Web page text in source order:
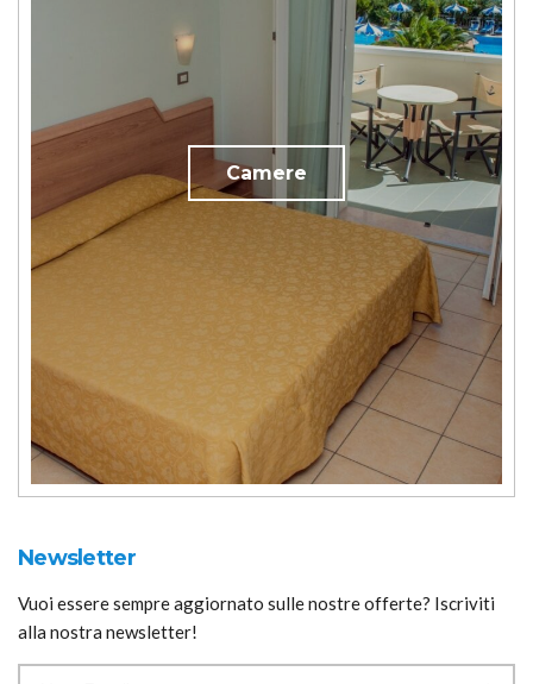
Camere
Newsletter
Vuoi essere sempre aggiornato sulle nostre offerte? Iscriviti
alla nostra newsletter!